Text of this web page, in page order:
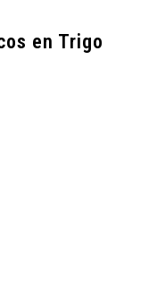
en Trigo